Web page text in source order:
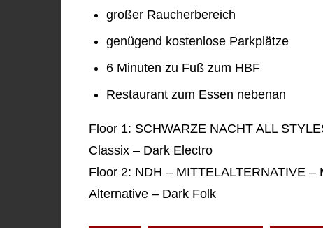
großer Raucherbereich
genügend kostenlose Parkplätze
6 Minuten zu Fuß zum HBF
Restaurant zum Essen nebenan
Floor 1: SCHWARZE NACHT ALL
Classix – Dark Electro
Floor 2: NDH – MITTELALTERNATIVE
Alternative – Dark Folk